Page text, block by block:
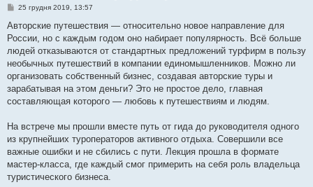
П
в
д
о
м
л
е
н
я
25 грудня 2019, 13:57
Авторские путешествия — относительно новое направление для
России, но с каждым годом оно набирает популярность. Всё больше
людей отказываются от стандартных предложений турфирм в пользу
необычных путешествий в компании единомышленников. Можно ли
организовать собственный бизнес, создавая авторские туры и
зарабатывая на этом деньги? Это не простое дело, главная
составляющая которого — любовь к путешествиям и людям.
На встрече мы прошли вместе путь от гида до руководителя одного
из крупнейших туроператоров активного отдыха. Совершили все
важные ошибки и не сбились с пути. Лекция прошла в формате
мастер-класса, где каждый смог примерить на себя роль владельца
туристического бизнеса.